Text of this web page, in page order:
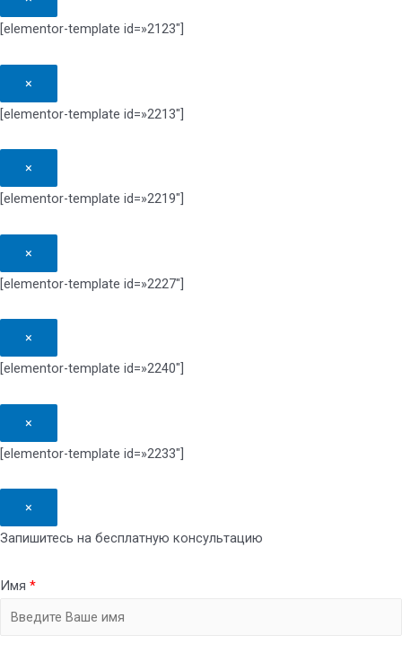
[elementor-template id=»2123″]
×
[elementor-template id=»2213″]
×
[elementor-template id=»2219″]
×
[elementor-template id=»2227″]
×
[elementor-template id=»2240″]
×
[elementor-template id=»2233″]
×
Запишитесь на бесплатную консультацию
Имя *